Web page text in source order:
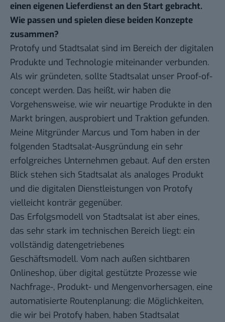
einen eigenen Lieferdienst an den Start gebracht.
Wie passen und spielen diese beiden Konzepte
zusammen?
Protofy und Stadtsalat sind im Bereich der digitalen
Produkte und Technologie miteinander verbunden.
Als wir gründeten, sollte Stadtsalat unser Proof-of-
concept werden. Das heißt, wir haben die
Vorgehensweise, wie wir neuartige Produkte in den
Markt bringen, ausprobiert und Traktion gefunden.
Meine Mitgründer Marcus und Tom haben in der
folgenden Stadtsalat-Ausgründung ein sehr
erfolgreiches Unternehmen gebaut. Auf den ersten
Blick stehen sich Stadtsalat als analoges Produkt
und die digitalen Dienstleistungen von Protofy
vielleicht konträr gegenüber.
Das Erfolgsmodell von Stadtsalat ist aber eines,
das sehr stark im technischen Bereich liegt: ein
vollständig datengetriebenes
Geschäftsmodell. Vom nach außen sichtbaren
Onlineshop, über digital gestützte Prozesse wie
Nachfrage-, Produkt- und Mengenvorhersagen, eine
automatisierte Routenplanung: die Möglichkeiten,
die wir bei Protofy haben, haben Stadtsalat